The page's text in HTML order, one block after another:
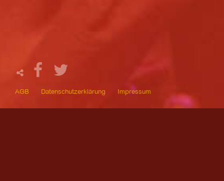
AGB Datenschutzerklärung Impressum